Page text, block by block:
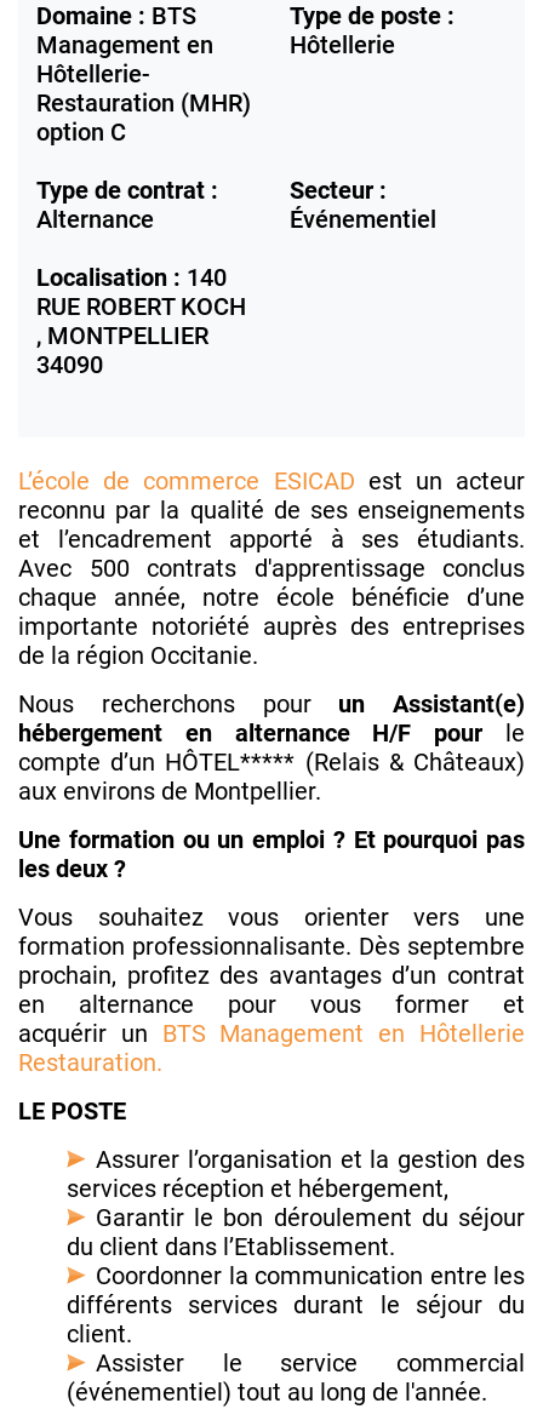
Domaine : BTS
Management en
Hôtellerie-
Restauration (MHR)
option C
Type de poste :
Hôtellerie
Type de contrat :
Alternance
Secteur :
Événementiel
Localisation : 140
RUE ROBERT KOCH
, MONTPELLIER
34090
L’école de commerce ESICAD est un acteur
reconnu par la qualité de ses enseignements
et l’encadrement apporté à ses étudiants.
Avec 500 contrats d'apprentissage conclus
chaque année, notre école bénéficie d’une
importante notoriété auprès des entreprises
de la région Occitanie.
Nous recherchons pour un Assistant(e)
hébergement en alternance H/F pour le
compte d’un HÔTEL***** (Relais & Châteaux)
aux environs de Montpellier.
Une formation ou un emploi ? Et pourquoi pas
les deux ?
Vous souhaitez vous orienter vers une
formation professionnalisante. Dès septembre
prochain, profitez des avantages d’un contrat
en alternance pour vous former et
acquérir un BTS Management en Hôtellerie
Restauration.
LE POSTE
Assurer l’organisation et la gestion des
services réception et hébergement,
Garantir le bon déroulement du séjour
du client dans l’Etablissement.
Coordonner la communication entre les
différents services durant le séjour du
client.
Assister le service commercial
(événementiel) tout au long de l'année.